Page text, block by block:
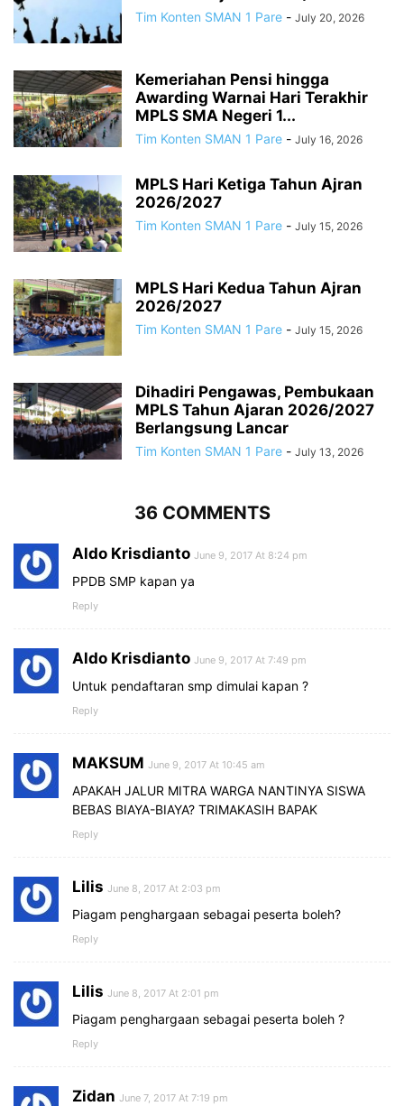
Tim Konten SMAN 1 Pare - July 20, 2026
Kemeriahan Pensi hingga
Awarding Warnai Hari Terakhir
MPLS SMA Negeri 1...
Tim Konten SMAN 1 Pare - July 16, 2026
MPLS Hari Ketiga Tahun Ajran
2026/2027
Tim Konten SMAN 1 Pare - July 15, 2026
MPLS Hari Kedua Tahun Ajran
2026/2027
Tim Konten SMAN 1 Pare - July 15, 2026
Dihadiri Pengawas, Pembukaan
MPLS Tahun Ajaran 2026/2027
Berlangsung Lancar
Tim Konten SMAN 1 Pare - July 13, 2026
36 COMMENTS
Aldo Krisdianto June 9, 2017 At 8:24 pm
PPDB SMP kapan ya
Reply
Aldo Krisdianto June 9, 2017 At 7:49 pm
Untuk pendaftaran smp dimulai kapan ?
Reply
MAKSUM June 9, 2017 At 10:45 am
APAKAH JALUR MITRA WARGA NANTINYA SISWA
BEBAS BIAYA-BIAYA? TRIMAKASIH BAPAK
Reply
Lilis June 8, 2017 At 2:03 pm
Piagam penghargaan sebagai peserta boleh?
Reply
Lilis June 8, 2017 At 2:01 pm
Piagam penghargaan sebagai peserta boleh ?
Reply
Zidan June 7, 2017 At 7:19 pm